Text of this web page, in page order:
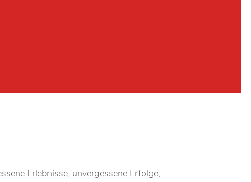
Erlebnisse, unvergessene Erfolge,